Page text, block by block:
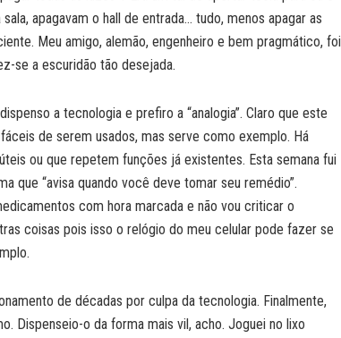
apagavam o hall de entrada… tudo, menos apagar as
Meu amigo, alemão, engenheiro e bem pragmático, foi
se a escuridão tão desejada.
a tecnologia e prefiro a “analogia”. Claro que este
de serem usados, mas serve como exemplo. Há
ou que repetem funções já existentes. Esta semana fui
que “avisa quando você deve tomar seu remédio”.
com hora marcada e não vou criticar o
coisas pois isso o relógio do meu celular pode fazer se
de décadas por culpa da tecnologia. Finalmente,
Dispenseio-o da forma mais vil, acho. Joguei no lixo